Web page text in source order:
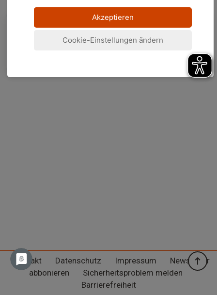
Details zu den zukünftigen EU-einheitlichen
Kontakt Datenschutz Impressum
Newsletter
abbonieren
Sicherheitsproblem melden
Barrierefreiheit
Akzeptieren
Cookie-Einstellungen ändern